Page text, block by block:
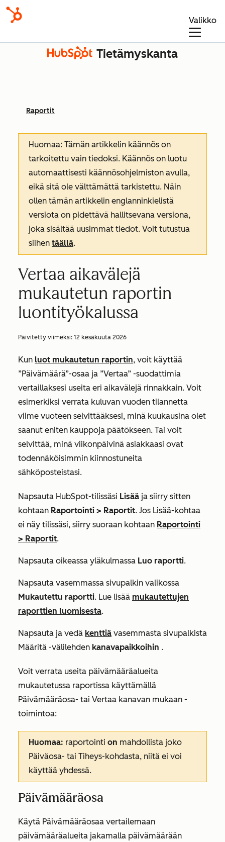
Valikko
Tietämyskanta
Raportit
Huomaa: Tämän artikkelin käännös on
tarkoitettu vain tiedoksi. Käännös on luotu
automaattisesti käännösohjelmiston avulla,
eikä sitä ole välttämättä tarkistettu. Näin
ollen tämän artikkelin englanninkielistä
versiota on pidettävä hallitsevana versiona,
joka sisältää uusimmat tiedot. Voit tutustua
siihen täällä.
Vertaa aikavälejä
mukautetun raportin
luontityökalussa
Päivitetty viimeksi: 12 kesäkuuta 2026
Kun luot mukautetun raportin, voit käyttää
”Päivämäärä”-osaa ja ”Vertaa” -suodattimia
vertaillaksesi useita eri aikavälejä rinnakkain. Voit
esimerkiksi verrata kuluvan vuoden tilannetta
viime vuoteen selvittääksesi, minä kuukausina olet
saanut eniten kauppoja päätökseen. Tai voit
selvittää, minä viikonpäivinä asiakkaasi ovat
todennäköisimmin kiinnostuneita
sähköposteistasi.
Napsauta HubSpot-tilissäsi Lisää ja siirry sitten
kohtaan Raportointi > Raportit. Jos Lisää-kohtaa
ei näy tilissäsi, siirry suoraan kohtaan Raportointi
> Raportit.
Napsauta oikeassa yläkulmassa Luo raportti.
Napsauta vasemmassa sivupalkin valikossa
Mukautettu raportti. Lue lisää mukautettujen
raporttien luomisesta.
Napsauta ja vedä kenttiä vasemmasta sivupalkista
Määritä -välilehden kanavapaikkoihin .
Voit verrata useita päivämääräalueita
mukautetussa raportissa käyttämällä
Päivämääräosa- tai Vertaa kanavan mukaan -
toimintoa:
Huomaa: raportointi on mahdollista joko
Päiväosa- tai Tiheys-kohdasta, niitä ei voi
käyttää yhdessä.
Päivämääräosa
Käytä Päivämääräosaa vertailemaan
päivämääräalueita jakamalla päivämäärään